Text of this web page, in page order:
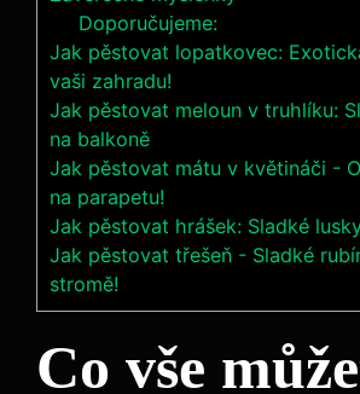
Doporučujeme:
Jak pěstovat lopatkovec:
vaši zahradu!
Jak pěstovat meloun v truhlíku:
na balkoně
Jak pěstovat mátu v květináči -
na parapetu!
Jak pěstovat hrášek: Sladké
Jak pěstovat třešeň - Sladké
stromě!
Co vše